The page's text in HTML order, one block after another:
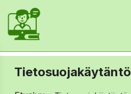
Tietosuojakäytäntö